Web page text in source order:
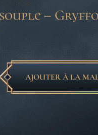
–
AJOUTER À LA